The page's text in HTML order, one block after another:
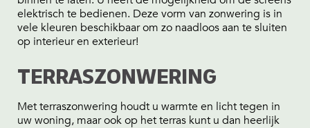
elektrisch te bedienen. Deze vorm van zonwering is in
vele kleuren beschikbaar om zo naadloos aan te sluiten
op interieur en exterieur!
TERRASZONWERING
Met terraszonwering houdt u warmte en licht tegen in
uw woning, maar ook op het terras kunt u dan heerlijk